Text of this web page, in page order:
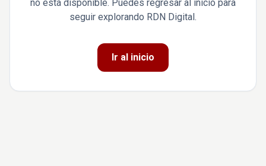
no está disponible. Puedes regresar al inicio para
seguir explorando RDN Digital.
Ir al inicio